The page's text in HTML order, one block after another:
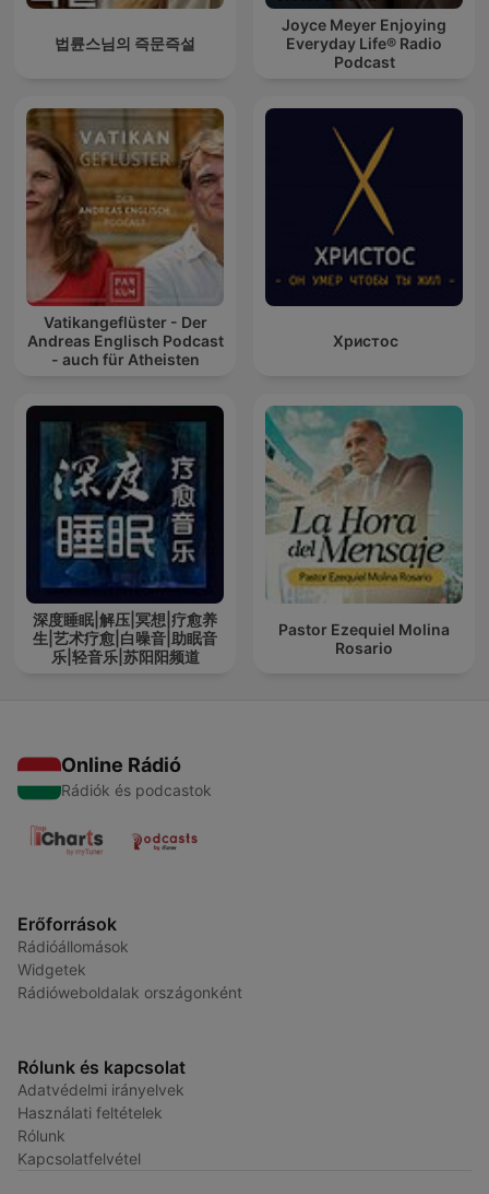
법륜스님의 즉문즉설
Joyce Meyer Enjoying
Everyday Life® Radio
Podcast
Vatikangeflüster - Der
Andreas Englisch Podcast
- auch für Atheisten
Христос
深度睡眠|解压|冥想|疗愈养
生|艺术疗愈|白噪音|助眠音
乐|轻音乐|苏阳阳频道
Pastor Ezequiel Molina
Rosario
Online Rádió
Rádiók és podcastok
Erőforrások
Rádióállomások
Widgetek
Rádióweboldalak országonként
Rólunk és kapcsolat
Adatvédelmi irányelvek
Használati feltételek
Rólunk
Kapcsolatfelvétel